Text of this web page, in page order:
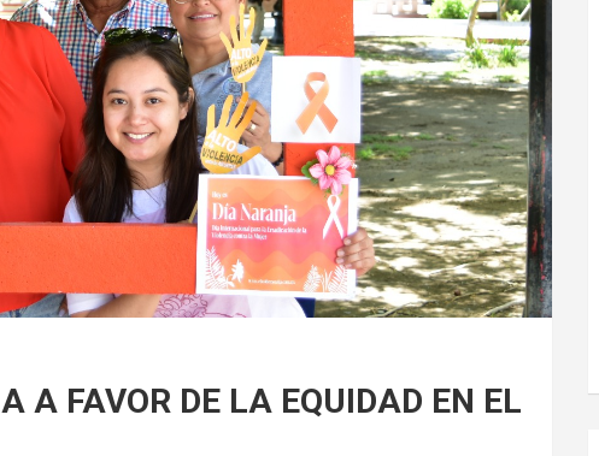
A FAVOR DE LA EQUIDAD EN EL